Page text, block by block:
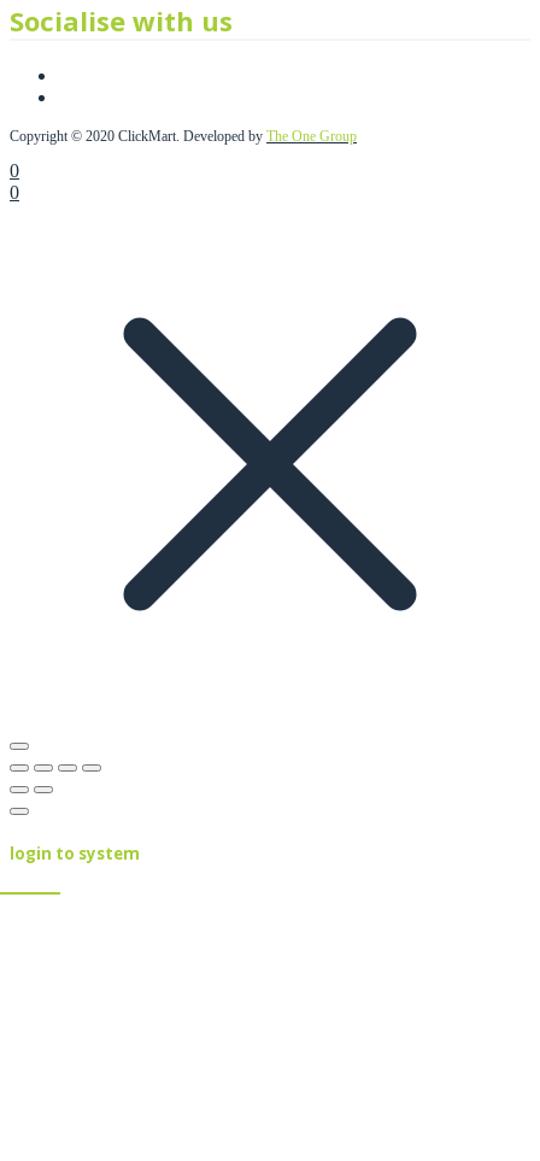
Socialise with us
Copyright © 2020 ClickMart. Developed by The One Group
0
0
login to system